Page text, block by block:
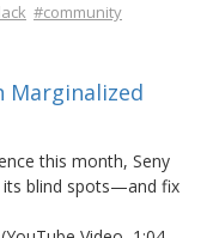
#community
Marginalized
this month, Seny
its blind spots—and fix